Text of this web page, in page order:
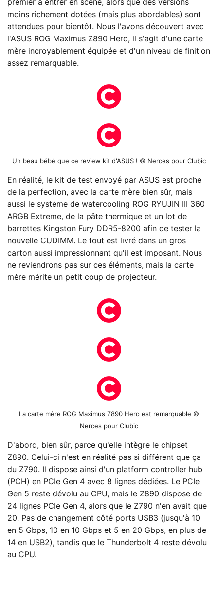
premier à entrer en scène, alors que des versions
moins richement dotées (mais plus abordables) sont
attendues pour bientôt. Nous l'avons découvert avec
l'ASUS ROG Maximus Z890 Hero, il s'agit d'une carte
mère incroyablement équipée et d'un niveau de finition
assez remarquable.
Un beau bébé que ce review kit d'ASUS ! © Nerces pour Clubic
En réalité, le kit de test envoyé par ASUS est proche
de la perfection, avec la carte mère bien sûr, mais
aussi le système de watercooling ROG RYUJIN III 360
ARGB Extreme, de la pâte thermique et un lot de
barrettes Kingston Fury DDR5-8200 afin de tester la
nouvelle CUDIMM. Le tout est livré dans un gros
carton aussi impressionnant qu'il est imposant. Nous
ne reviendrons pas sur ces éléments, mais la carte
mère mérite un petit coup de projecteur.
La carte mère ROG Maximus Z890 Hero est remarquable ©
Nerces pour Clubic
D'abord, bien sûr, parce qu'elle intègre le chipset
Z890. Celui-ci n'est en réalité pas si différent que ça
du Z790. Il dispose ainsi d'un platform controller hub
(PCH) en PCIe Gen 4 avec 8 lignes dédiées. Le PCIe
Gen 5 reste dévolu au CPU, mais le Z890 dispose de
24 lignes PCIe Gen 4, alors que le Z790 n'en avait que
20. Pas de changement côté ports USB3 (jusqu'à 10
en 5 Gbps, 10 en 10 Gbps et 5 en 20 Gbps, en plus de
14 en USB2), tandis que le Thunderbolt 4 reste dévolu
au CPU.